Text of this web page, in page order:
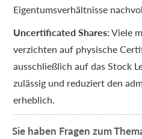
Eigentumsverhältnisse
Uncertificated Shares:Viele
verzichten auf physische
ausschließlich auf das Stock
zulässig und reduziert den
erheblich.
Sie haben Fragen zum